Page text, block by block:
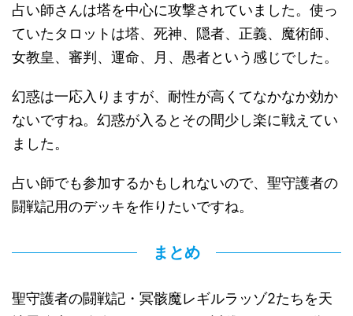
占い師さんは塔を中心に攻撃されていました。使っ
ていたタロットは塔、死神、隠者、正義、魔術師、
女教皇、審判、運命、月、愚者という感じでした。
幻惑は一応入りますが、耐性が高くてなかなか効か
ないですね。幻惑が入るとその間少し楽に戦えてい
ました。
占い師でも参加するかもしれないので、聖守護者の
闘戦記用のデッキを作りたいですね。
まとめ
聖守護者の闘戦記・冥骸魔レギルラッゾ2たちを天